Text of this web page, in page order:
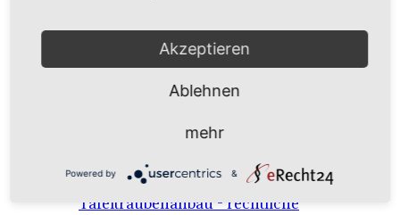
Tafeltrauben A-Z Sortenbeschreibungen
Tafeltraubenanbau - rechtliche
Akzeptieren
Ablehnen
mehr
Powered by &